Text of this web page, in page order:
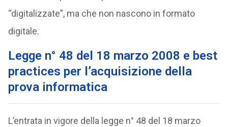
“digitalizzate”, ma che non nascono in formato
digitale.
Legge n° 48 del 18 marzo 2008 e best
practices per l’acquisizione della
prova informatica
L’entrata in vigore della legge n° 48 del 18 marzo